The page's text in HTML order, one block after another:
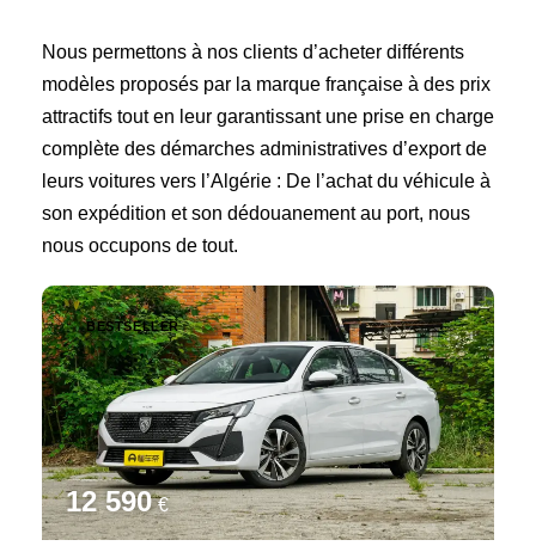
Nous permettons à nos clients d’acheter différents
modèles proposés par la marque française à des prix
attractifs tout en leur garantissant une prise en charge
complète des démarches administratives d’export de
leurs voitures vers l’Algérie : De l’achat du véhicule à
son expédition et son dédouanement au port, nous
nous occupons de tout.
BESTSELLER
12 590 €